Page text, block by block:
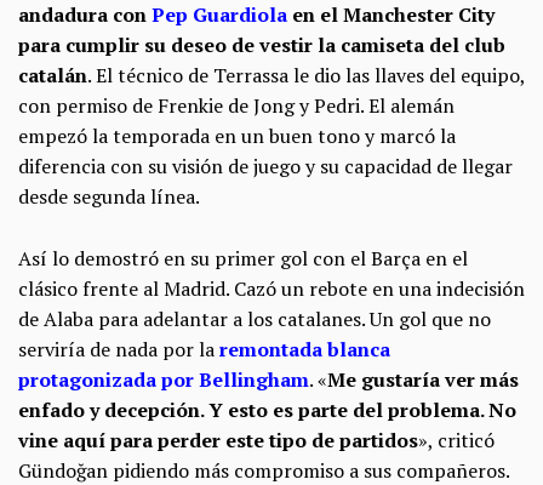
andadura conPep Guardiola en el Manchester City
para cumplir su deseo de vestir la camiseta del club
catalán. El técnico de Terrassa le dio las llaves del equipo,
con permiso de Frenkie de Jong y Pedri. El alemán
empezó la temporada en un buen tono y marcó la
diferencia con su visión de juego y su capacidad de llegar
desde segunda línea.
Así lo demostró en su primer gol con el Barça en el
clásico frente al Madrid. Cazó un rebote en una indecisión
de Alaba para adelantar a los catalanes. Un gol que no
serviría de nada por laremontada blanca
protagonizada por Bellingham. «Me gustaría ver más
enfado y decepción. Y esto es parte del problema.No
vine aquí para perder este tipo de partidos», criticó
Gündoğan pidiendo más compromiso a sus compañeros.